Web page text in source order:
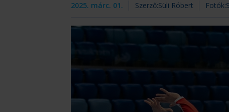
2025. márc. 01. Szerző:Süli Róbert Fotók: